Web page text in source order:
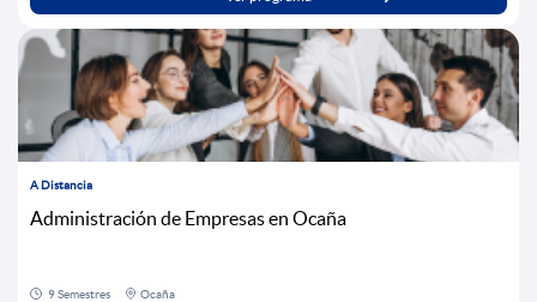
A Distancia
Administración de Empresas en Ocaña
9 Semestres Ocaña